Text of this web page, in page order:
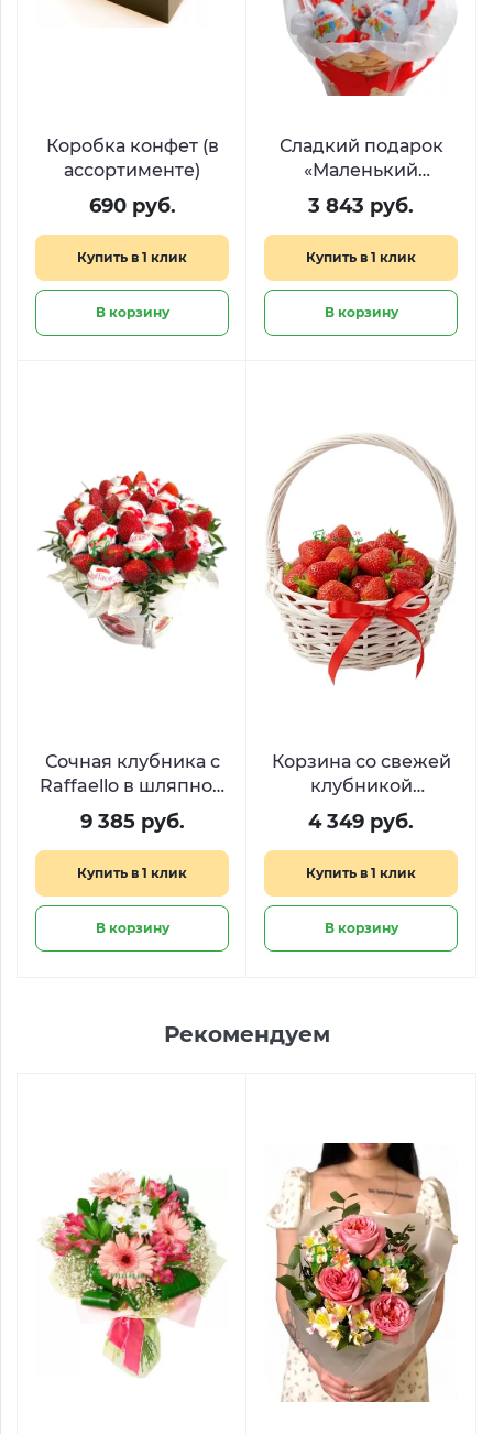
Коробка конфет (в
ассортименте)
690 руб.
Купить в 1 клик
В корзину
Сладкий подарок
«Маленький
кролик»
3 843 руб.
Купить в 1 клик
В корзину
Сочная клубника с
Raffaello в шляпной
коробке
9 385 руб.
Купить в 1 клик
В корзину
Корзина со свежей
клубникой
«Лукошко с
секретом»
4 349 руб.
Купить в 1 клик
В корзину
Рекомендуем